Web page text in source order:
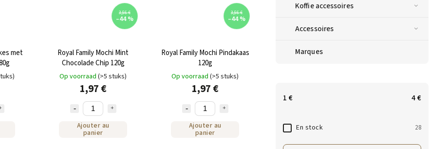
Koffie accessoires
Accessoires
Marques
1 € 4€
En stock 28
met
3,56 €
–44 %
Royal Family Mochi Mint
Chocolade Chip 120g
Op voorraad (>5 stuks)
1,97 €
Ajouter au
panier
3,56 €
–44 %
Royal Family Mochi Pindakaas
120g
Op voorraad (>5 stuks)
1,97 €
Ajouter au
panier